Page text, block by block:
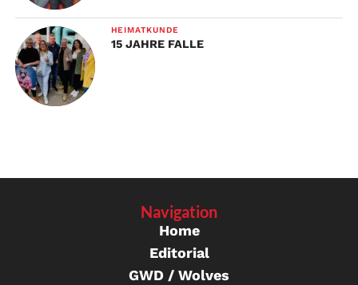
HEIMATKUNDE
15 JAHRE FALLE
Navigation
Home
Editorial
GWD / Wolves